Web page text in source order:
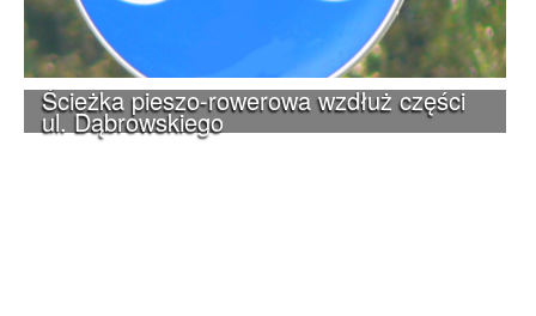
Ścieżka pieszo-rowerowa wzdłuż części
ul. Dąbrowskiego